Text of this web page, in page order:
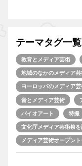
テーマタグ一覧
教育とメディア芸術
地域のなかのメディア芸
ヨーロッパのメディア芸
音とメディア芸術
バイオアート 特撮
文化庁メディア芸術祭を
メディア芸術オープント